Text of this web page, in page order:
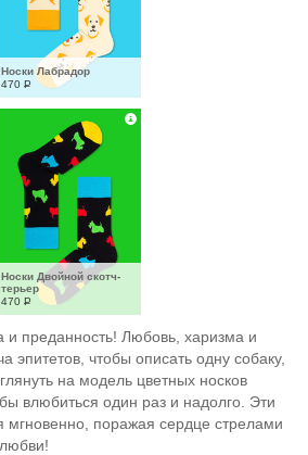
Носки Лабрадор
470 Р
Носки Двойной скотч-
терьер
470 Р
и преданность! Любовь, харизма и
эпитетов, чтобы описать одну собаку,
на модель цветных носков
влюбиться один раз и надолго. Эти
мгновенно, поражая сердце стрелами